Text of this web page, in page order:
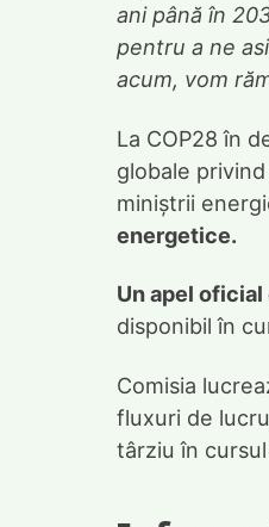
ani până în
pentru a ne
acum, vom
La COP28 în
globale
miniștrii
energetice.
Un apel
disponibil în
Comisia
fluxuri de
târziu în